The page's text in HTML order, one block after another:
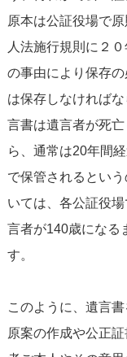
原本は公証役場で
人法施行規則に２
の事由により保存
は保存しなければ
言書は遺言者が死
ら、通常は20年間
で保管されるとい
いては、各公証役
言者が140歳になる
す。
このように、遺言
原案の作成や公正